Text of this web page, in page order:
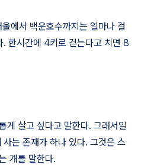
에서 백운호수까지는 얼마나 걸
. 한시간에 4키로 걷는다고 치면 8
게 살고 싶다고 말한다. 그래서일
는 존재가 하나 있다. 그것은 스
개를 말한다.